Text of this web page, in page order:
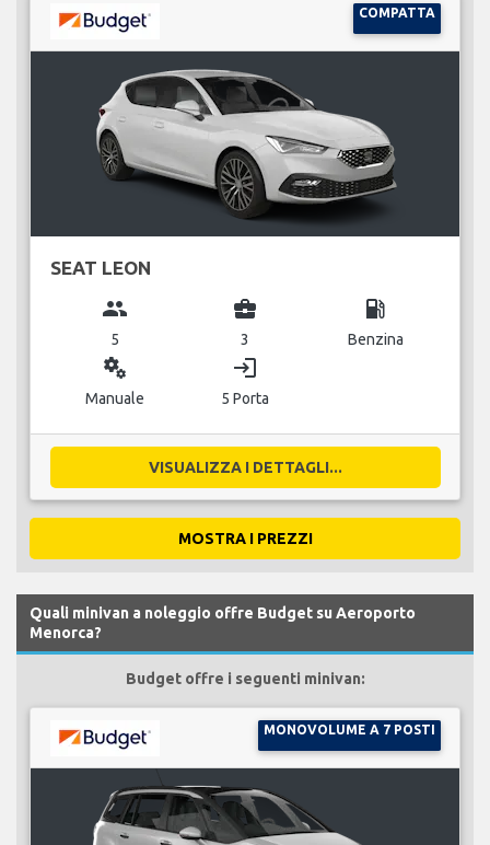
COMPATTA
SEAT LEON
group
5
business_center
3
local_gas_station
Benzina
miscellaneous_services
Manuale
login
5 Porta
VISUALIZZA I DETTAGLI...
MOSTRA I PREZZI
Quali minivan a noleggio offre Budget su Aeroporto
Menorca?
Budget offre i seguenti minivan:
MONOVOLUME A 7 POSTI